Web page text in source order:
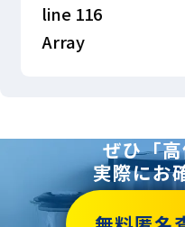
line 116
Array
ぜひ「
実際にお